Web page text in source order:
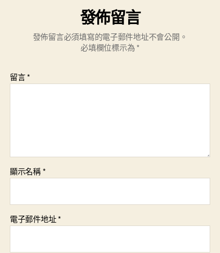
發佈留言
發佈留言必須填寫的電子郵件地址不會公開。
必填欄位標示為 *
留言*
顯示名稱*
電子郵件地址*